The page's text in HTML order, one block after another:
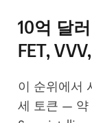
10억 달
FET,
이 순위에서
세 토큰 — 약